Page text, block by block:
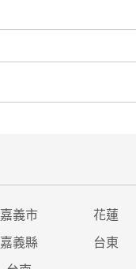
嘉義市 花蓮
嘉義縣 台東